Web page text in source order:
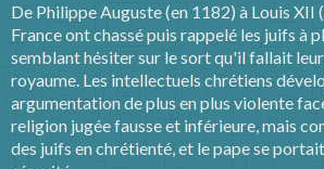
De Philippe Auguste (en 1182) à Louis XII
France ont chassé puis rappelé les juifs à
semblant hésiter sur le sort qu'il fallait
royaume. Les intellectuels chrétiens
argumentation de plus en plus violente
religion jugée fausse et inférieure, mais
des juifs en chrétienté, et le pape se